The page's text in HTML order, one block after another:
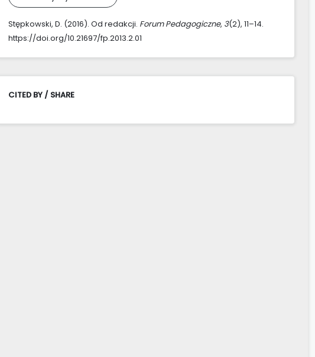
Stępkowski, D. (2016). Od redakcji. Forum Pedagogiczne, 3(2), 11–14.
https://doi.org/10.21697/fp.2013.2.01
CITED BY / SHARE